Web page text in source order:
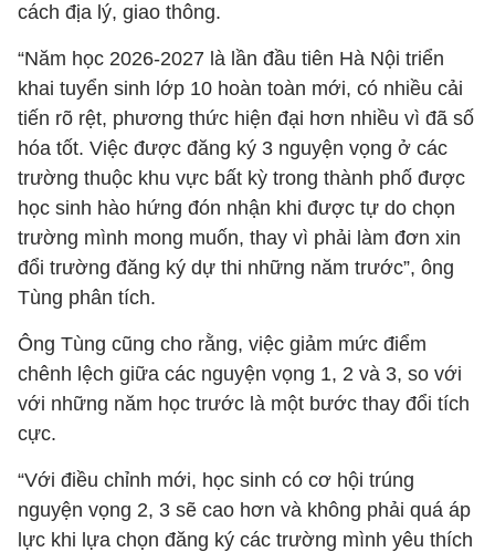
cách địa lý, giao thông.
“Năm học 2026-2027 là lần đầu tiên Hà Nội triển
khai tuyển sinh lớp 10 hoàn toàn mới, có nhiều cải
tiến rõ rệt, phương thức hiện đại hơn nhiều vì đã số
hóa tốt. Việc được đăng ký 3 nguyện vọng ở các
trường thuộc khu vực bất kỳ trong thành phố được
học sinh hào hứng đón nhận khi được tự do chọn
trường mình mong muốn, thay vì phải làm đơn xin
đổi trường đăng ký dự thi những năm trước”, ông
Tùng phân tích.
Ông Tùng cũng cho rằng, việc giảm mức điểm
chênh lệch giữa các nguyện vọng 1, 2 và 3, so với
với những năm học trước là một bước thay đổi tích
cực.
“Với điều chỉnh mới, học sinh có cơ hội trúng
nguyện vọng 2, 3 sẽ cao hơn và không phải quá áp
lực khi lựa chọn đăng ký các trường mình yêu thích